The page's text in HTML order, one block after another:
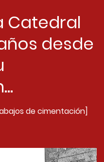
Catedral
desde
de cimentación]